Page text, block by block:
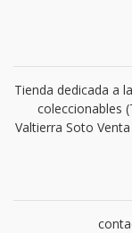
Tienda dedicada a
coleccionables
Valtierra Soto Venta